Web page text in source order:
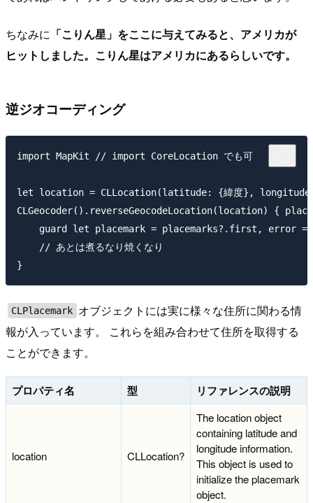
ちなみに 「こりん星」をここに与えてみると、アメリカが
ヒットしました。こりん星はアメリカにあるらしいです。
逆ジオコーディング
import MapKit // import CoreLocation でも可
let location = CLLocation(latitude: {緯度},
CLGeocoder().reverseGeocodeLocation(location) {
guard let placemark = placemarks?.first, error
    // あとは煮るなり焼くなり
CLPlacemark オブジェクトには実に様々な住所に関わる情
報が入っています。 これらを組み合わせて住所を取得する
ことができます。
プロパティ名 型 リファレンスの説明
location CLLocation?
The location object
containing latitude and
longitude information.
This object is used to
initialize the placemark
object.